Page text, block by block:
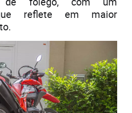
reflete em maior